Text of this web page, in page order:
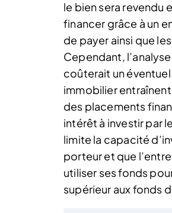
le bien sera revendu
financer grâce à un
de payer ainsi que
Cependant,
coûterait un
immobilier entraînent
des placements
intérêt à investir par
limite la capacité
porteur et que
utiliser ses fonds
supérieur aux fonds